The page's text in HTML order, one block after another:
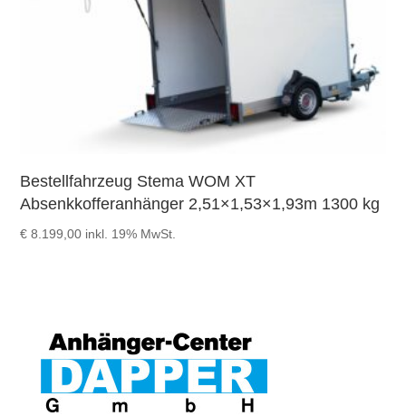
Bestellfahrzeug Stema WOM XT
Absenkkofferanhänger 2,51×1,53×1,93m 1300 kg
€ 8.199,00 inkl. 19% MwSt.